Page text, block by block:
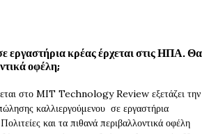
εργαστήρια κρέας έρχεται στις ΗΠΑ. Θα
οφέλη;
στο MIT Technology Review εξετάζει την
καλλιεργούμενου σε εργαστήρια
και τα πιθανά περιβαλλοντικά οφέλη